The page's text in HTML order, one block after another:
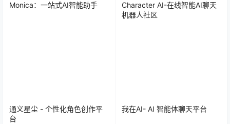
Monica：一站式AI智能助手
Character AI-在线智能AI聊天
机器人社区
通义星尘 - 个性化角色创作平
台
我在AI- AI 智能体聊天平台